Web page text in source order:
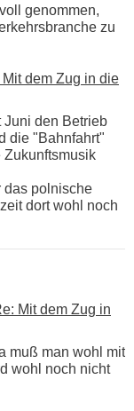
genommen,
zu
dem Zug in die
Juni den Betrieb
die "Bahnfahrt"
Zukunftsmusik
das polnische
dort wohl noch
Mit dem Zug in
muß man wohl mit
wohl noch nicht